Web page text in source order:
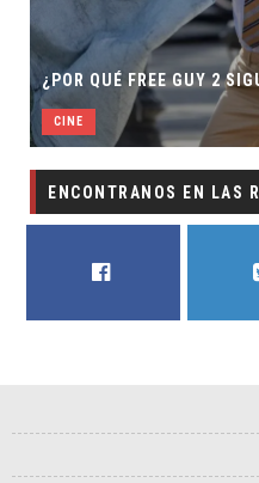
¿POR QUÉ FREE GUY 2
CINE
ENCONTRANOS EN LAS